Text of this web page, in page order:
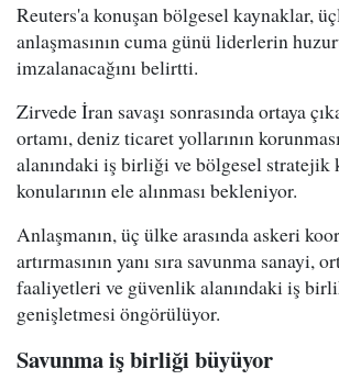
Reuters'a konuşan bölgesel kaynaklar,
anlaşmasının cuma günü liderlerin
imzalanacağını belirtti.
Zirvede İran savaşı sonrasında ortaya
ortamı, deniz ticaret yollarının
alanındaki iş birliği ve bölgesel stratejik
konularının ele alınması bekleniyor.
Anlaşmanın, üç ülke arasında askeri
artırmasının yanı sıra savunma sanayi,
faaliyetleri ve güvenlik alanındaki iş
genişletmesi öngörülüyor.
Savunma iş birliği büyüyor